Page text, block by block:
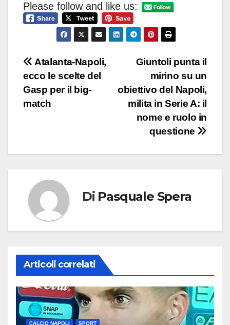
Please follow and like us:
Navigazione
articoli
Giuntoli punta il
mirino su un
obiettivo del Napoli,
milita in Serie A: il
nome e ruolo in
questione
Atalanta-Napoli,
ecco le scelte del
Gasp per il big-
match
Di Pasquale Spera
Articoli correlati
CALCIO NAPOLI SPORT